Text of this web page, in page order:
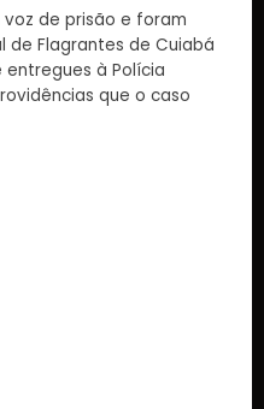
de prisão e foram
de Flagrantes de Cuiabá
à Polícia
que o caso